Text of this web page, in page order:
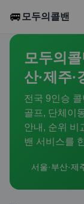
🚐 모두의콜밴
모두의
산·제주·
전국 9인승
골프, 단체이
안내, 순위 비
밴 서비스를
서울·부산·제